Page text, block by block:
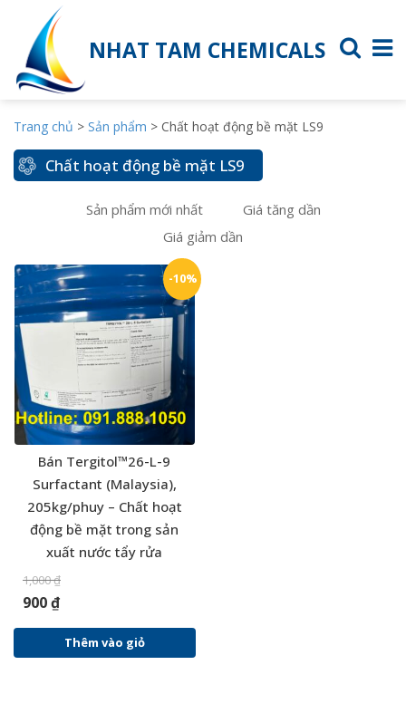
NHAT TAM CHEMICALS
Trang chủ > Sản phẩm > Chất hoạt động bề mặt LS9
Chất hoạt động bề mặt LS9
Sản phẩm mới nhất
Giá tăng dần
Giá giảm dần
-10%
Bán Tergitol™26-L-9
Surfactant (Malaysia),
205kg/phuy – Chất hoạt
động bề mặt trong sản
xuất nước tẩy rửa
1,000₫
900₫
Thêm vào giỏ